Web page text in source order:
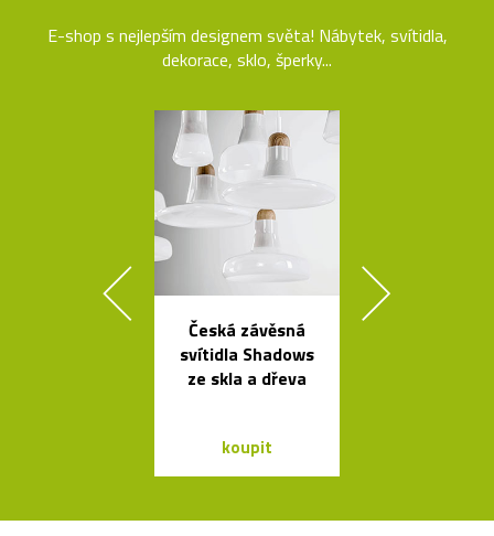
E-shop s nejlepším designem světa! Nábytek, svítidla,
dekorace, sklo, šperky...
Česká závěsná
svítidla Shadows
ze skla a dřeva
koupit